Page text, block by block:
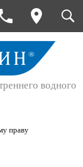
водного
праву